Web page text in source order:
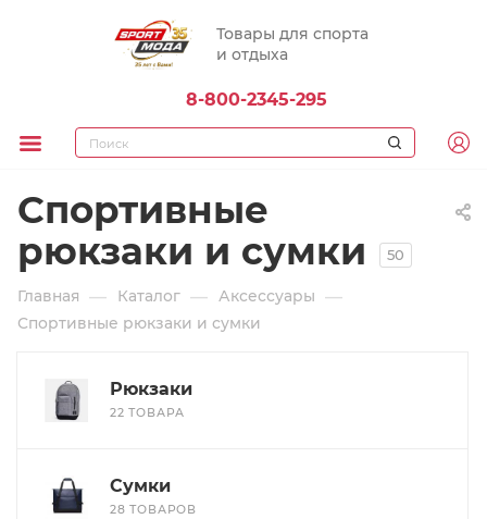
Товары для спорта
и отдыха
8-800-2345-295
Спортивные
рюкзаки и сумки
50
Главная — Каталог — Аксессуары —
Спортивные рюкзаки и сумки
Рюкзаки
22 ТОВАРА
Сумки
28 ТОВАРОВ